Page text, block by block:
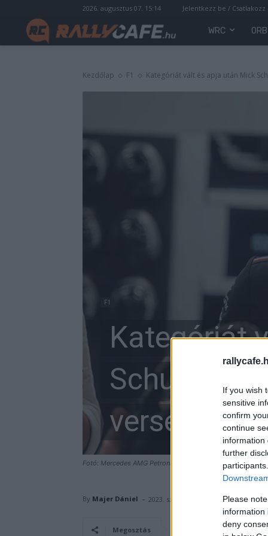
If you wish
sensitive
confirm
continue
information
further
Please
information
deny
2026. augusztus 07. 15:14 Jelentkezz be / Csatlakozz
WRC ORB
Kezdőlap F1 Kategóriát vált és apja után Mick
Fotó: Mercedes AMG Petronas Formula 1 Team
F1
Kategóriát
versenyen?
By Majer Dániel - 2023. szeptember 15.
Megosztás Facebook